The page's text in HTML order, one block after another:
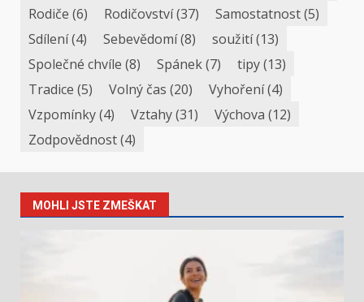
Rodiče (6) Rodičovství(37) Samostatnost(5)
Sdílení(4) Sebevědomí(8) soužití(13)
Společné chvíle (8) Spánek(7) tipy(13)
Tradice (5) Volný čas (20) Vyhoření(4)
Vzpomínky(4) Vztahy(31) Výchova (12)
Zodpovědnost(4)
MOHLI JSTE ZMEŠKAT